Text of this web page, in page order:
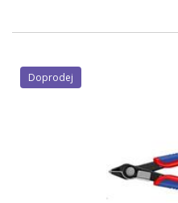
Doprodej